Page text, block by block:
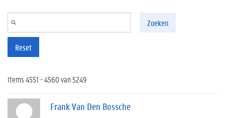
Zoeken
Reset
Items 4551 - 4560 van 5249
Frank Van Den Bossche